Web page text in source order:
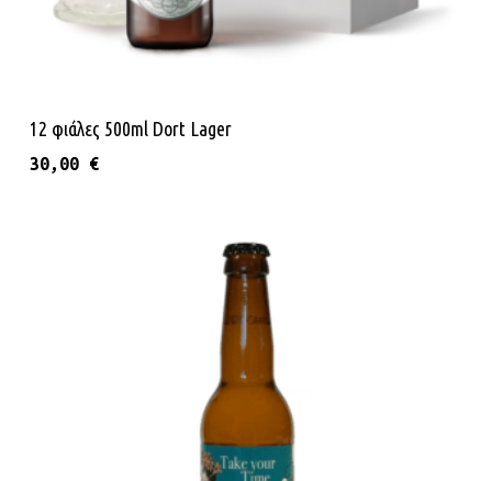
12 φιάλες 500ml Dort Lager
30,00 €